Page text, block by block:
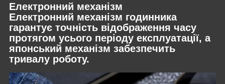
Електронний механізм
Електронний механізм годинника
гарантує точність відображення часу
протягом усього періоду експлуатації, а
японський механізм забезпечить
тривалу роботу.